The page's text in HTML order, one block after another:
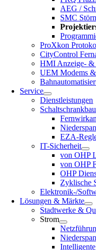
AEG /
SMC
ProXkon
CityControl
HMI Anzeige- &
UEM Modems
Service
Dienstleistungen
Schaltschrankbau
EZA-
IT-Sicherheit
von OHP
von OHP
OHP
Zyklische
Elektronik-/
Lösungen & Märkte
Stadtwerke &
Strom